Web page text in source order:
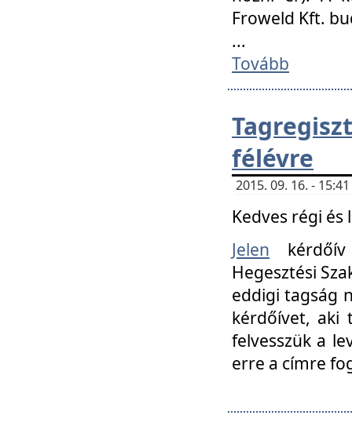
Froweld Kft.
...
Tovább
félévre
2015. 09. 16. -
Kedves régi
Jelen
Hegesztési
eddigi tagság
kérdőívet, aki
felvesszük a
erre a címre